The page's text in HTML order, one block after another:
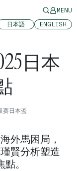
MENU
日本語 ENGLISH
日本
賽日本盃
外馬困局，
賢分析塑造
。